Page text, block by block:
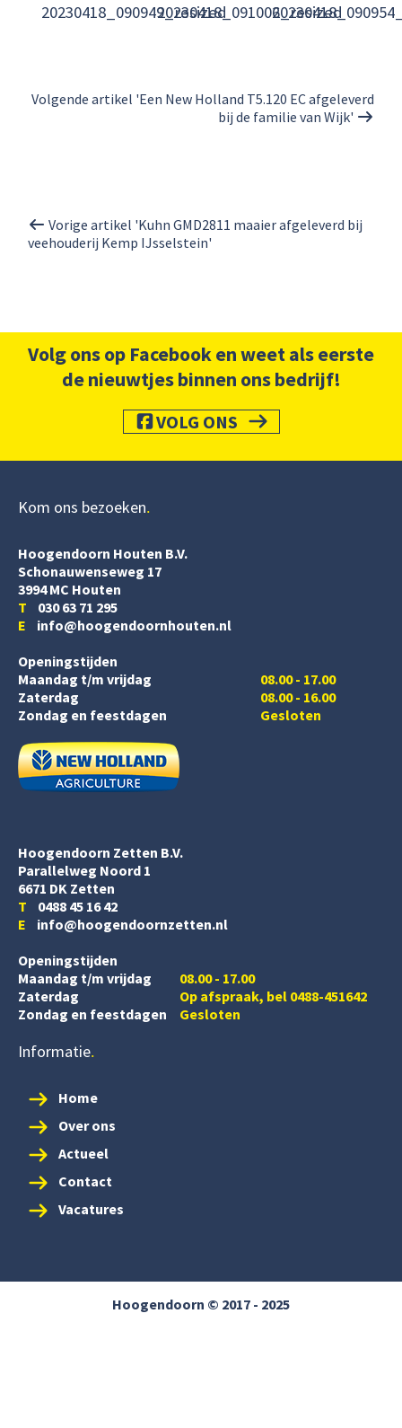
20230418_090949_resized20230418_091006_resized
Volgende artikel 'Een New Holland T5.120 EC afgeleverd
bij de familie van Wijk'
Vorige artikel 'Kuhn GMD2811 maaier afgeleverd bij
veehouderij Kemp IJsselstein'
Volg ons op Facebook en weet als eerste
de nieuwtjes binnen ons bedrijf!
VOLG ONS
Kom ons bezoeken
Hoogendoorn Houten B.V.
Schonauwenseweg 17
3994 MC Houten
T 030 63 71 295
E info@hoogendoornhouten.nl
Openingstijden
Maandag t/m vrijdag
Zaterdag
08.00 - 17.00
08.00 - 16.00
Zondag en feestdagen
Gesloten
Hoogendoorn Zetten B.V.
Parallelweg Noord 1
6671 DK Zetten
T 0488 45 16 42
E info@hoogendoornzetten.nl
Openingstijden
Maandag t/m vrijdag
08.00 - 17.00
Zaterdag
Op afspraak, bel 0488-451642
Zondag en feestdagen
Gesloten
Informatie
Home
Over ons
Actueel
Contact
Vacatures
Hoogendoorn © 2017 - 2025